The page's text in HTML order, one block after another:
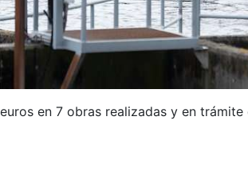
en 7 obras realizadas y en